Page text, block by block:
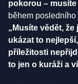
pokorou –
během
„Musíte vědět,
ukázat to
příležitosti
to jen o kuráži a